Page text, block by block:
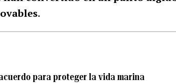
.
para proteger la vida marina